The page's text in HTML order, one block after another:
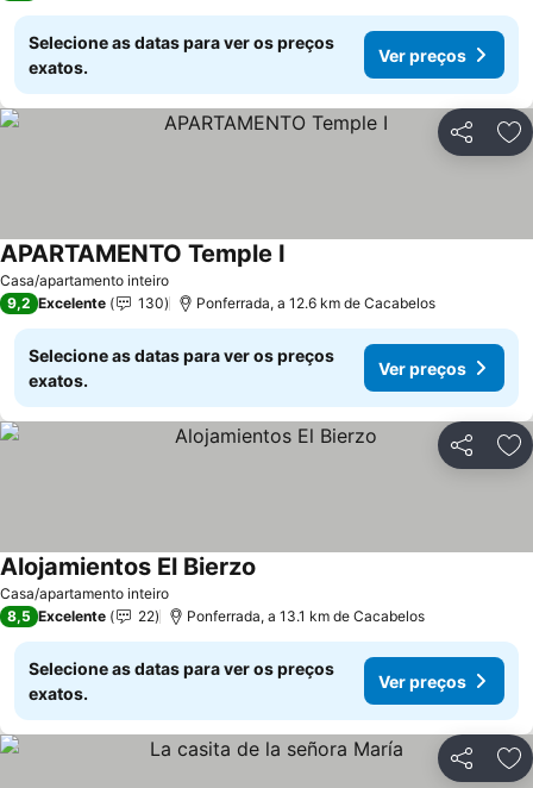
Selecione as datas para ver os preços
exatos.
Ver preços
Partilhar
Casa/apartamento inteiro
APARTAMENTO Temple I
9,2 Excelente 130 Ponferrada, a 12.6 km de Cacabelos
Selecione as datas para ver os preços
exatos.
Ver preços
Partilhar
Casa/apartamento inteiro
Alojamientos El Bierzo
8,5 Excelente 22 Ponferrada, a 13.1 km de Cacabelos
Selecione as datas para ver os preços
exatos.
Ver preços
Partilhar